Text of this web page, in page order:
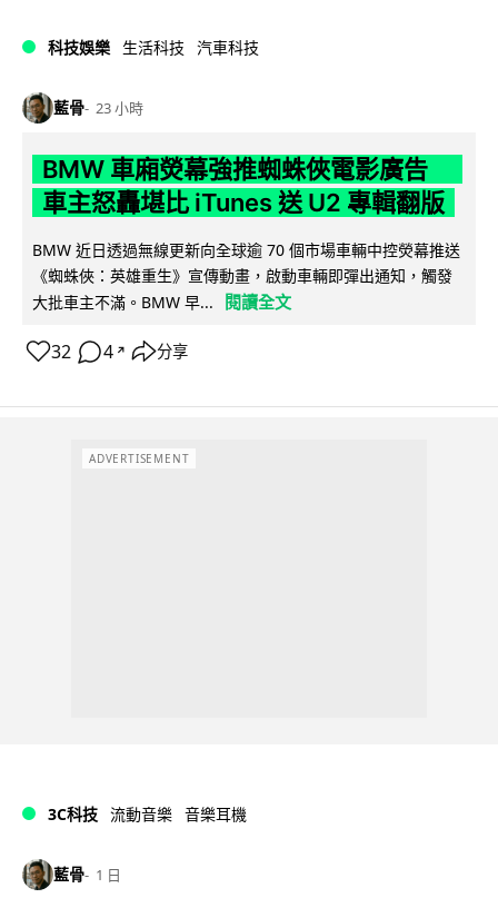
科技娛樂 生活科技 汽車科技
藍骨 23 小時
BMW 車廂熒幕強推蜘蛛俠電影廣告
車主怒轟堪比 iTunes 送 U2 專輯翻版
BMW 近日透過無線更新向全球逾 70 個市場車輛中控熒幕推送
《蜘蛛俠：英雄重生》宣傳動畫，啟動車輛即彈出通知，觸發
大批車主不滿。BMW 早...
閱讀全文
32 4 ↗ 分享
ADVERTISEMENT
3C科技 流動音樂 音樂耳機
藍骨 1 日